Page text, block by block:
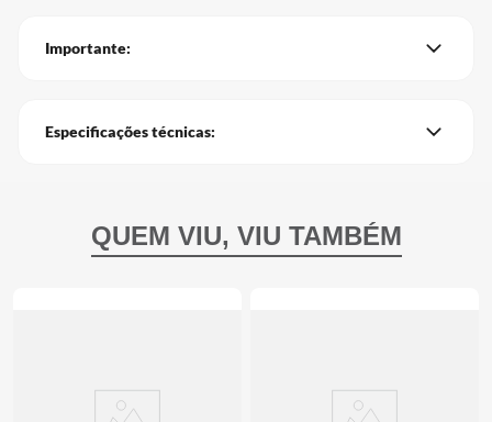
Importante:
Especificações técnicas: